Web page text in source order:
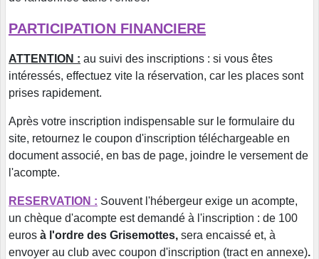
PARTICIPATION FINANCIERE
ATTENTION : au suivi des inscriptions : si vous êtes
intéressés, effectuez vite la réservation, car les places sont
prises rapidement.
Après votre inscription indispensable sur le formulaire du
site, retournez le coupon d'inscription téléchargeable en
document associé, en bas de page, joindre le versement de
l'acompte.
RESERVATION : Souvent l'hébergeur exige un acompte,
un chèque d'acompte est demandé à l'inscription : de 100
euros à l'ordre des Grisemottes, sera encaissé et, à
envoyer au club avec coupon d'inscription (tract en annexe).